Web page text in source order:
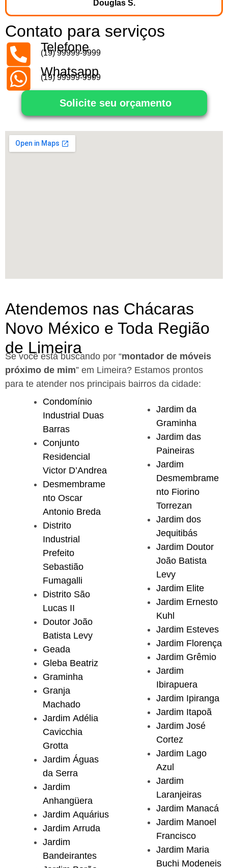
Douglas S.
Contato para serviços
Telefone
(19) 99999-9999
Whatsapp
(19) 99999-9999
Solicite seu orçamento
Atendemos nas Chácaras
Novo México e Toda Região
de Limeira
Se você está buscando por “montador de móveis
próximo de mim” em Limeira? Estamos prontos
para te atender nos principais bairros da cidade:
Condomínio
Industrial Duas
Barras
Conjunto
Residencial
Victor D’Andrea
Desmembrame
nto Oscar
Antonio Breda
Distrito
Industrial
Prefeito
Sebastião
Fumagalli
Distrito São
Lucas II
Doutor João
Batista Levy
Geada
Gleba Beatriz
Graminha
Granja
Machado
Jardim Adélia
Cavicchia
Grotta
Jardim Águas
da Serra
Jardim
Anhangüera
Jardim Aquárius
Jardim Arruda
Jardim
Bandeirantes
Jardim da
Graminha
Jardim das
Paineiras
Jardim
Desmembrame
nto Fiorino
Torrezan
Jardim dos
Jequitibás
Jardim Doutor
João Batista
Levy
Jardim Elite
Jardim Ernesto
Kuhl
Jardim Esteves
Jardim Florença
Jardim Grêmio
Jardim
Ibirapuera
Jardim Ipiranga
Jardim Itapoã
Jardim José
Cortez
Jardim Lago
Azul
Jardim
Laranjeiras
Jardim Manacá
Jardim Manoel
Francisco
Jardim Maria
Buchi Modeneis